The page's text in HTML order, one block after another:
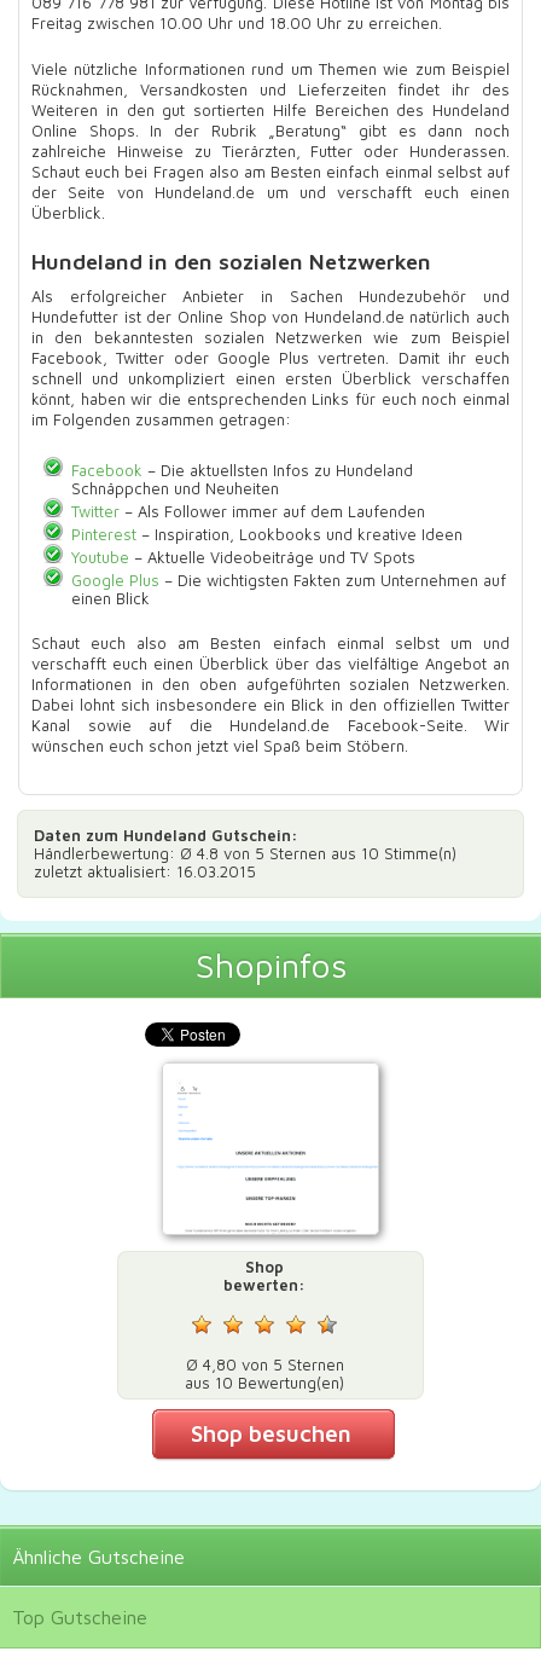
Freitag zwischen 10.00 Uhr und 18.00 Uhr zu erreichen.
Viele nützliche Informationen rund um Themen wie zum Beispiel
Rücknahmen, Versandkosten und Lieferzeiten findet ihr des
Weiteren in den gut sortierten Hilfe Bereichen des Hundeland
Online Shops. In der Rubrik „Beratung“ gibt es dann noch
zahlreiche Hinweise zu Tierärzten, Futter oder Hunderassen.
Schaut euch bei Fragen also am Besten einfach einmal selbst auf
der Seite von Hundeland.de um und verschafft euch einen
Überblick.
Hundeland in den sozialen Netzwerken
Als erfolgreicher Anbieter in Sachen Hundezubehör und
Hundefutter ist der Online Shop von Hundeland.de natürlich auch
in den bekanntesten sozialen Netzwerken wie zum Beispiel
Facebook, Twitter oder Google Plus vertreten. Damit ihr euch
schnell und unkompliziert einen ersten Überblick verschaffen
könnt, haben wir die entsprechenden Links für euch noch einmal
im Folgenden zusammen getragen:
Facebook – Die aktuellsten Infos zu Hundeland
Schnäppchen und Neuheiten
Twitter– Als Follower immer auf dem Laufenden
Pinterest– Inspiration, Lookbooks und kreative Ideen
Youtube – Aktuelle Videobeiträge und TV Spots
Google Plus – Die wichtigsten Fakten zum Unternehmen auf
einen Blick
Schaut euch also am Besten einfach einmal selbst um und
verschafft euch einen Überblick über das vielfältige Angebot an
Informationen in den oben aufgeführten sozialen Netzwerken.
Dabei lohnt sich insbesondere ein Blick in den offiziellen Twitter
Kanal sowie auf die Hundeland.de Facebook-Seite. Wir
wünschen euch schon jetzt viel Spaß beim Stöbern.
Daten zum Hundeland Gutschein:
Händlerbewertung: Ø 4.8 von 5 Sternen aus 10 Stimme(n)
zuletzt aktualisiert: 16.03.2015
Shopinfos
Shop
bewerten:
Ø 4,80 von 5 Sternen
aus 10 Bewertung(en)
Shop besuchen
Ähnliche Gutscheine
Top Gutscheine